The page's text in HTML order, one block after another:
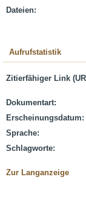
Dateien:
Aufrufstatistik
Zitierfähiger Link
Dokumentart:
Erscheinungsdatum:
Sprache:
Schlagworte:
Zur Langanzeige